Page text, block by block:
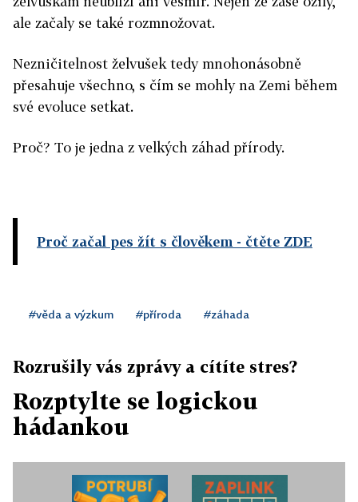
ale začaly se také rozmnožovat.
Nezničitelnost želvušek tedy mnohonásobně
přesahuje všechno, s čím se mohly na Zemi během
své evoluce setkat.
Proč? To je jedna z velkých záhad přírody.
Proč začal pes žít s člověkem - čtěte ZDE
#věda a výzkum #příroda #záhada
Rozrušily vás zprávy a cítíte stres?
Rozptylte se logickou
hádankou